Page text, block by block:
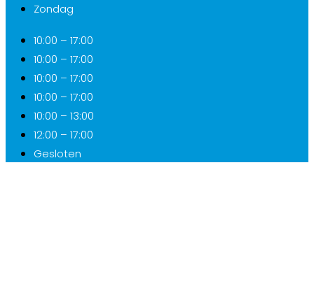
Zondag
10:00 – 17:00
10:00 – 17:00
10:00 – 17:00
10:00 – 17:00
10:00 – 13:00
12:00 – 17:00
Gesloten